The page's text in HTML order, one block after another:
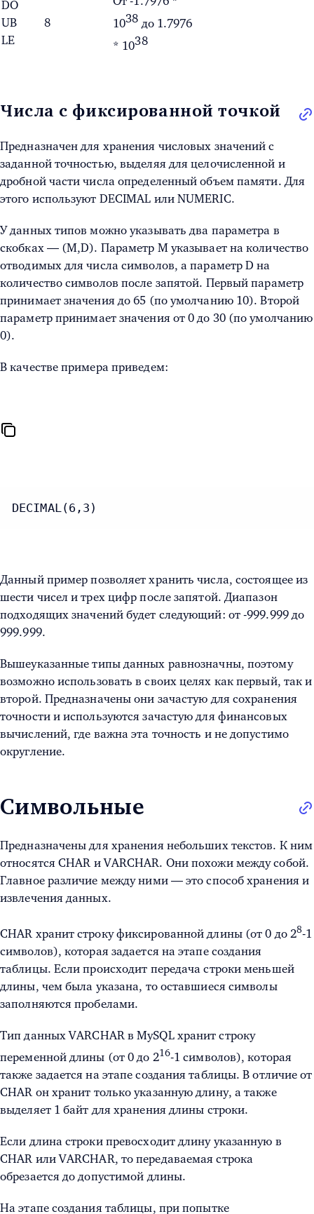
DO
UB
LE
8
1038 до 1.7976
* 1038
Числа с фиксированной точкой
Предназначен для хранения числовых значений с
заданной точностью, выделяя для целочисленной и
дробной части числа определенный объем памяти. Для
этого используют DECIMAL или NUMERIC.
У данных типов можно указывать два параметра в
скобках — (M,D). Параметр M указывает на количество
отводимых для числа символов, а параметр D на
количество символов после запятой. Первый параметр
принимает значения до 65 (по умолчанию 10). Второй
параметр принимает значения от 0 до 30 (по умолчанию
0).
В качестве примера приведем:
DECIMAL(6,3)
Данный пример позволяет хранить числа, состоящее из
шести чисел и трех цифр после запятой. Диапазон
подходящих значений будет следующий: от -999.999 до
999.999.
Вышеуказанные типы данных равнозначны, поэтому
возможно использовать в своих целях как первый, так и
второй. Предназначены они зачастую для сохранения
точности и используются зачастую для финансовых
вычислений, где важна эта точность и не допустимо
округление.
Символьные
Предназначены для хранения небольших текстов. К ним
относятся CHAR и VARCHAR. Они похожи между собой.
Главное различие между ними — это способ хранения и
извлечения данных.
CHAR хранит строку фиксированной длины (от 0 до 28-1
символов), которая задается на этапе создания
таблицы. Если происходит передача строки меньшей
длины, чем была указана, то оставшиеся символы
заполняются пробелами.
Тип данных VARCHAR в MySQLхранит строку
переменной длины (от 0 до 216-1 символов), которая
также задается на этапе создания таблицы. В отличие от
CHAR он хранит только указанную длину, а также
выделяет 1 байт для хранения длины строки.
Если длина строки превосходит длину указанную в
CHAR или VARCHAR, то передаваемая строка
обрезается до допустимой длины.
На этапе создания таблицы, при попытке